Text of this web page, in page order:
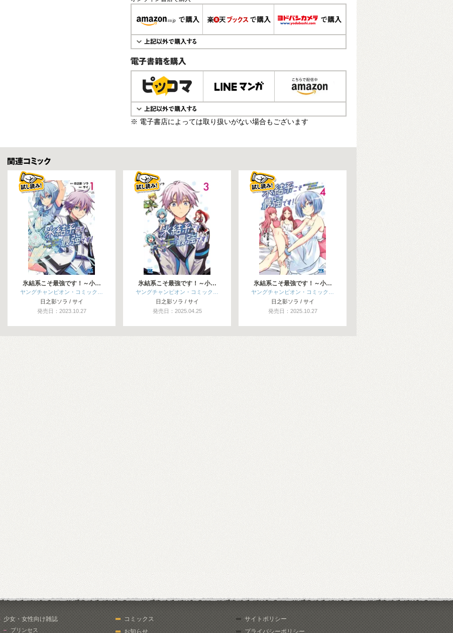
電子書籍で購入
※ 電子書店によっては取り扱いがない場合もございます
関連コミックス
氷結系こそ最強です！～小…
ヤングチャンピオン・コミック…
日之影ソラ / サイ
発売日：2023.10.27
氷結系こそ最強です！～小…
ヤングチャンピオン・コミック…
日之影ソラ / サイ
発売日：2025.04.25
氷結系こそ最強です！～小…
ヤングチャンピオン・コミック…
日之影ソラ / サイ
発売日：2025.10.27
少女・女性向け雑誌
プリンセス
コミックス
お知らせ
サイトポリシー
プライバシーポリシー